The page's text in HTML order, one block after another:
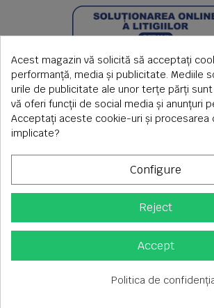
Copyright © 2026 S.C. Rimi S.R.L. , Reg.Com:
CUI: RO1824566
Tel fix: 0256-275 273 mobil: 0720 699 655 ,
Acest magazin vă solicită să acceptați
performanță, media și publicitate. Mediile
urile de publicitate ale unor terțe părți
vă oferi funcții de social media și anunțuri
Acceptați aceste cookie-uri și procesarea
implicate?
Configure
Reject
Accept
Politica de